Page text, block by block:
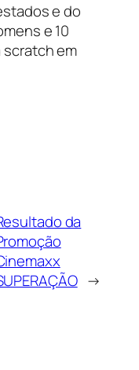
e do
e 10
scratch em
da
→